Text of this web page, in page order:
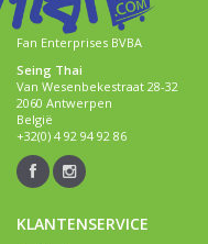
Fan Enterprises BVBA
Seing Thai
Van Wesenbekestraat 28-32
2060 Antwerpen
België
+32(0) 4 92 94 92 86
KLANTENSERVICE